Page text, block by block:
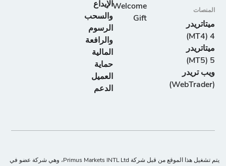
المنصات
ميتاتريدر
4 (MT4)
ميتاتريدر
5 (MT5)
ويب تريدر
(WebTrader)
Welcome
Gift
الإيداع
والسحب
الرسوم
والرافعة
المالية
حماية
العميل
الدعم
يتم تشغيل هذا الموقع من قبل شركة Primus Markets INTL Ltd، وهي شركة عضو في